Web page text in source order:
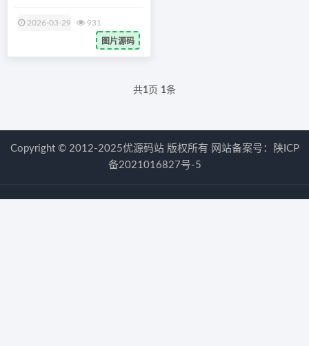
2026-03-29 931
图片源码
共1 页 1条
Copyright © 2012-2025优源码站 版权所有 网站备案号：
陕ICP
备2021016827号-5